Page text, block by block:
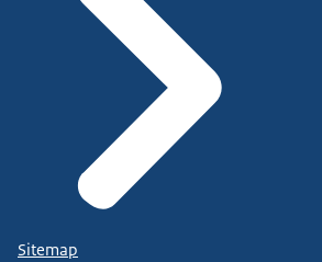
Sitemap